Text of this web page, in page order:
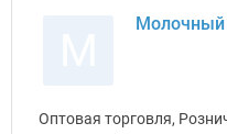
Молочный
Оптовая торговля,